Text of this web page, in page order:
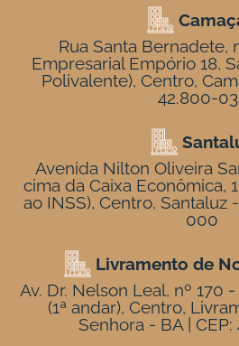
Rua Santa Bernadete,
Empresarial Empório 18,
Polivalente), Centro,
42.800-
Avenida Nilton Oliveira
cima da Caixa Econômica,
ao INSS), Centro, Santaluz
000
Livramento de
Av. Dr. Nelson Leal, nº 170
(1ª andar), Centro,
Senhora - BA |